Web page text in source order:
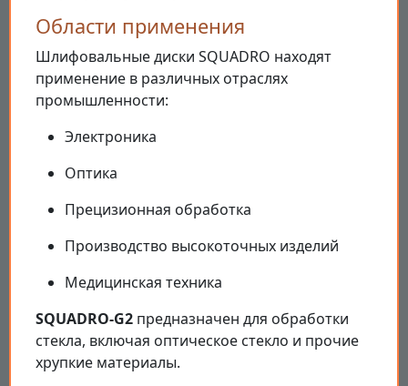
Области применения
Шлифовальные диски SQUADRO находят
применение в различных отраслях
промышленности:
Электроника
Оптика
Прецизионная обработка
Производство высокоточных изделий
Медицинская техника
SQUADRO-G2 предназначен для обработки
стекла, включая оптическое стекло и прочие
хрупкие материалы.